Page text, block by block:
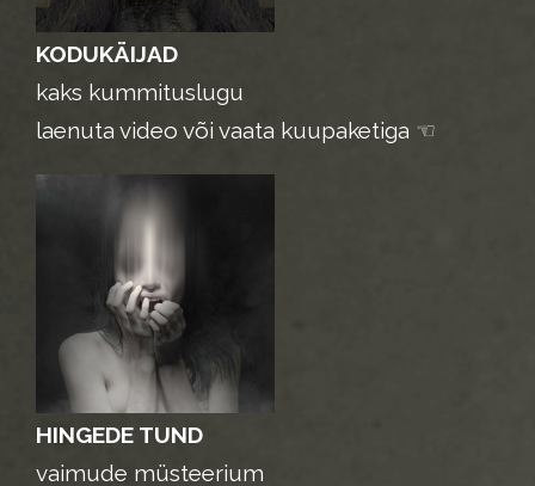
KODUKÄIJAD
kaks kummituslugu
laenuta video või vaata kuupaketiga ☜
HINGEDE TUND
vaimude müsteerium